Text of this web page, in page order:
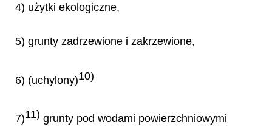
4) użytki ekologiczne,
5) grunty zadrzewione i zakrzewione,
6) (uchylony)10)
7)11) grunty pod wodami powierzchniowymi